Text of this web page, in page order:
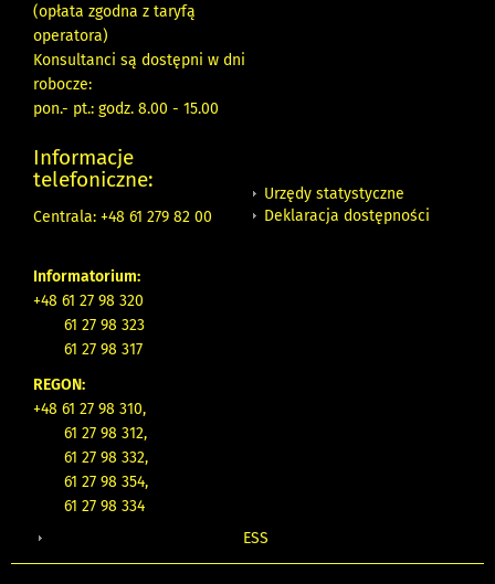
(opłata zgodna z taryfą
operatora)
Konsultanci są dostępni w dni
robocze:
pon.- pt.: godz. 8.00 - 15.00
Informacje
telefoniczne:
Centrala: +48 61 279 82 00
Informatorium:
+48 61 27 98 320
61 27 98 323
61 27 98 317
REGON:
+48 61 27 98 310,
61 27 98 312,
61 27 98 332,
61 27 98 354,
61 27 98 334
Urzędy statystyczne
Deklaracja dostępności
ESS